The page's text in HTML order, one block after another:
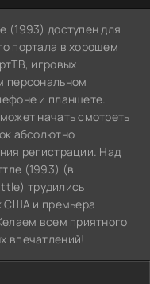
(1993) доступен для
портала в хорошем
игровых
персональном
и планшете.
начать смотреть
абсолютно
регистрации. Над
(1993) (в
трудились
США и премьера
всем приятного
впечатлений!